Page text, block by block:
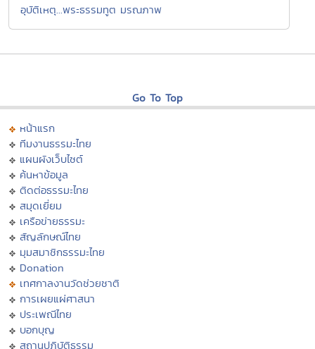
อุบัติเหตุ...พระธรรมทูต มรณภาพ
Go To Top
หน้าแรก
ทีมงานธรรมะไทย
แผนผังเว็บไซต์
ค้นหาข้อมูล
ติดต่อธรรมะไทย
สมุดเยี่ยม
เครือข่ายธรรมะ
สัญลักษณ์ไทย
มุมสมาชิกธรรมะไทย
Donation
เทศกาลงานวัดช่วยชาติ
การเผยแผ่ศาสนา
ประเพณีไทย
บอกบุญ
สถานปฏิบัติธรรม